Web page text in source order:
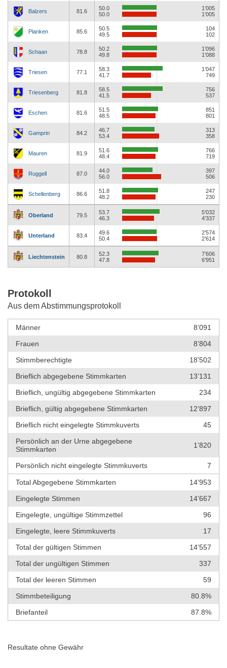
Balzers 81.6
50.0
50.0
1’005
1’005
Planken 85.6
50.5
49.5
104
102
Schaan 78.8
50.2
49.8
1’096
1’088
Triesen 77.1
58.3
41.7
1’047
749
Triesenberg 81.8
58.5
41.5
756
537
Eschen 81.6
51.5
48.5
851
801
Gamprin 84.2
46.7
53.4
313
358
Mauren 81.9
51.6
48.4
766
719
Ruggell 87.0
44.0
56.0
397
506
Schellenberg 86.6
51.8
48.2
247
230
Oberland 79.5
53.7
46.3
5’032
4’337
Unterland 83.4
49.6
50.4
2’574
2’614
Liechtenstein 80.8
52.3
47.8
7’606
6’951
Protokoll
Aus dem Abstimmungsprotokoll
Männer
8’091
Frauen
8’804
Stimmberechtigte
18’502
Brieflich abgegebene Stimmkarten
13’131
Brieflich, ungültig abgegebene Stimmkarten
234
Brieflich, gültig abgegebene Stimmkarten
12’897
Brieflich nicht eingelegte Stimmkuverts
45
Persönlich an der Urne abgegebene
Stimmkarten
1’820
Persönlich nicht eingelegte Stimmkuverts 7
Total Abgegebene Stimmkarten
14’953
Eingelegte Stimmen
14’667
Eingelegte, ungültige Stimmzettel
96
Eingelegte, leere Stimmkuverts
17
Total der gültigen Stimmen
14’557
Total der ungültigen Stimmen
337
Total der leeren Stimmen
59
Stimmbeteiligung
80.8%
Briefanteil
87.8%
Resultate ohne Gewähr